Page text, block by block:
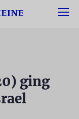
ging